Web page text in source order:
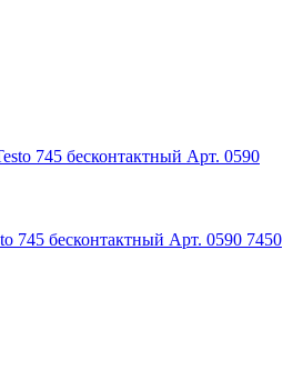
745 бесконтактный Арт. 0590 7450